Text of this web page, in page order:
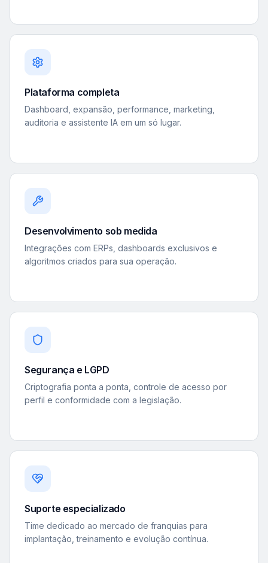
Plataforma completa
Dashboard, expansão, performance, marketing,
auditoria e assistente IA em um só lugar.
Desenvolvimento sob medida
Integrações com ERPs, dashboards exclusivos e
algoritmos criados para sua operação.
Segurança e LGPD
Criptografia ponta a ponta, controle de acesso por
perfil e conformidade com a legislação.
Suporte especializado
Time dedicado ao mercado de franquias para
implantação, treinamento e evolução contínua.